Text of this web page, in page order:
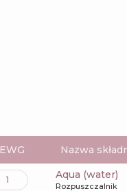
EWG Nazwa
1 aqua (water)
Rozpuszczalnik